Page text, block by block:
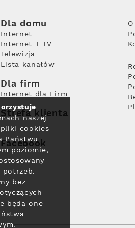
Dla domu
Internet
Internet + TV
Telewizja
Lista kanałów
Dla firm
Internet dla Firm
Strefa klienta
Facebook
naszej
cookies
Państwu
poziomie,
potrzeb.
bez
będą one